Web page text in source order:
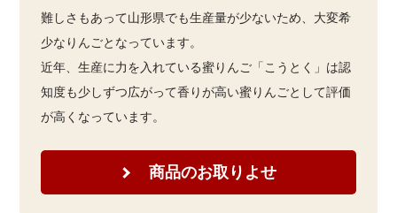
難しさもあって山形県でも生産量が少ないため、大変希
少なりんごとなっています。
近年、生産に力を入れている蜜りんご「こうとく」は認
知度も少しずつ広がって香りが高い蜜りんごとして評価
が高くなっています。
商品のお取りよせ